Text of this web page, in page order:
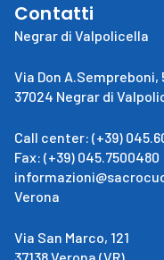
Contatti
Negrar di Valpolicella
Via Don A.Sempreboni,
37024 Negrar di
Call center: (+39)
Fax: (+39) 045.7500480
Verona
Via San Marco, 121